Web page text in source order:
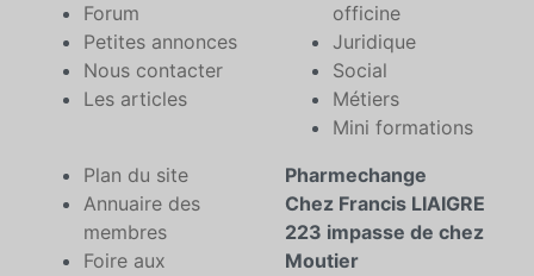
Forum
Petites annonces
Nous contacter
Les articles
officine
Juridique
Social
Métiers
Mini formations
Plan du site
Annuaire des
membres
Foire aux
Pharmechange
Chez Francis LIAIGRE
223 impasse de chez
Moutier